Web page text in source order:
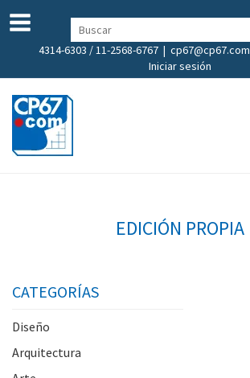
4314-6303 / 11-2568-6767 | cp67@cp67.com
Iniciar sesión
EDICIÓN PROPIA
CATEGORÍAS
Diseño
Arquitectura